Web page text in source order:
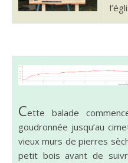
Cette balade
goudron­née jusqu’au
vieux murs de pier­res
petit bois avant de